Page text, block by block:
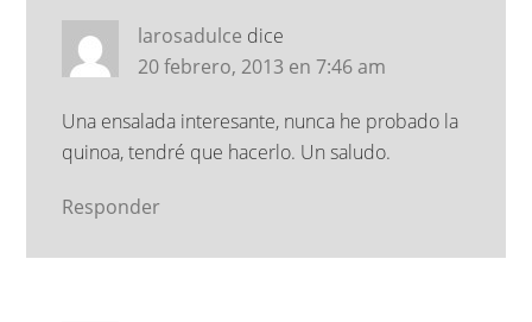
larosadulce dice
20 febrero, 2013 en 7:46 am
Una ensalada interesante, nunca he probado la
quinoa, tendré que hacerlo. Un saludo.
Responder